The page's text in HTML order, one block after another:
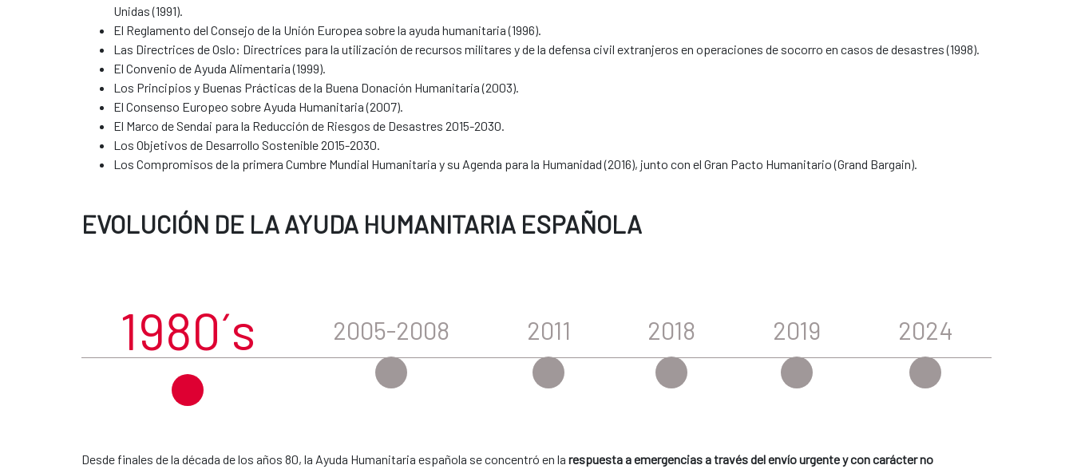
Unidas (1991).
El Reglamento del Consejo de la Unión Europea sobre la ayuda humanitaria (1996).
Las Directrices de Oslo: Directrices para la utilización de recursos militares y de la defensa civil extranjeros en operaciones de socorro en casos de desastres (1998).
El Convenio de Ayuda Alimentaria (1999).
Los Principios y Buenas Prácticas de la Buena Donación Humanitaria (2003).
El Consenso Europeo sobre Ayuda Humanitaria (2007).
El Marco de Sendai para la Reducción de Riesgos de Desastres 2015-2030.
Los Objetivos de Desarrollo Sostenible 2015-2030.
Los Compromisos de la primera Cumbre Mundial Humanitaria y su Agenda para la Humanidad (2016), junto con el Gran Pacto Humanitario (Grand Bargain).
EVOLUCIÓN DE LA AYUDA HUMANITARIA ESPAÑOLA
1980´s 2005-2008 2011 2018 2019 2024
Desde finales de la década de los años 80, la Ayuda Humanitaria española se concentró en la respuesta a emergencias a través del envío urgente y con carácter no